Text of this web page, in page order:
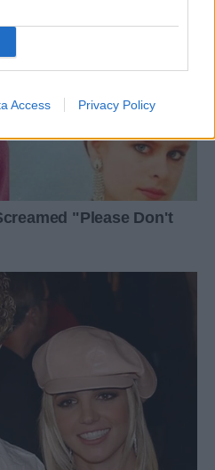
Access Privacy Policy